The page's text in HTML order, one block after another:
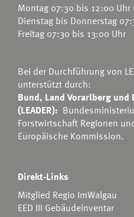
Montag 07:30 bis 12:00
Dienstag bis Donnerstag
Freitag 07:30 bis 13:00 Uhr
Bei der Durchführung von
unterstützt durch:
Bund, Land Vorarlberg und
(LEADER):
Forstwirtschaft Regionen
Europäische Kommission.
Direkt-Links
Mitglied Regio ImWalgau
EED III Gebäudeinventar